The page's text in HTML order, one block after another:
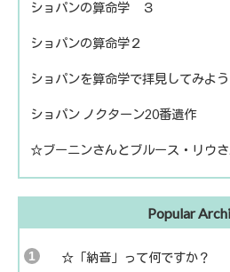
ショパンの算命学 ３
ショパンの算命学２
ショパンを算命学で拝見してみよう
ショパン ノクターン20番遺作
☆ブーニンさんとブルース・リウ
Popular
☆「納音」って何ですか？